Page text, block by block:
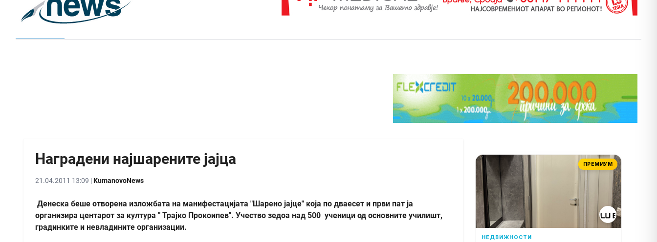
Наградени најшарените јајца
21.04.2011 13:09 |KumanovoNews
Денеска беше отворена изложбата на манифестацијата "Шарено јајце" која по дваесет и први пат ја
организира центарот за култура " Трајко Прокоипев". Учество зедоа над 500 ученици од основните училишт,
градинките и невладините организации.
ПРЕМИУМ
НЕДВИЖНОСТИ